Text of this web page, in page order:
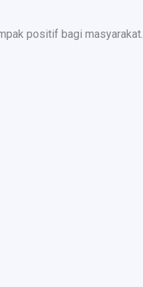
positif bagi masyarakat.